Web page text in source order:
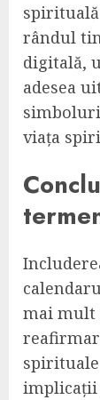
rândul
digitală,
adesea
viața
mai mult
spirituale
implicații